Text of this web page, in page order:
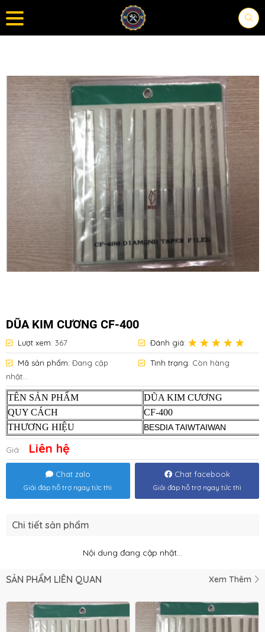
DŨA KIM CƯƠNG CF-400
Lượt xem: 367 Đánh giá:
Mã sản phẩm: Đang cập
nhật...
Tình trạng: Còn hàng
TÊN SẢN PHẨM
DŨA KIM CƯƠNG
QUY CÁCH
CF-400
THƯƠNG HIỆU
BESDIA TAIWTAIWAN
Giá: Liên hệ
Chat zalo
Giải đáp hỗ trợ ngay tức thì
Chat facebook
Giải đáp hỗ trợ ngay tức thì
Chi tiết sản phẩm
Nội dung đang cập nhật...
SẢN PHẨM LIÊN QUAN Xem Thêm